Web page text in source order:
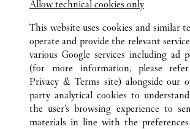
Accessoires steht sie weltweit für
Handwerkskunst sowie für Eleganz, Qualität
ALLE CARTIER STANDORTE
DÜSSELDORF
KÖNIGSALLEE,
Allow technical cookies only
This website uses cookies and similar
operate and provide the relevant
various Google services including ad
(for more information, please
Privacy & Terms site) alongside our
party analytical cookies to
the user’s browsing experience to
materials in line with the